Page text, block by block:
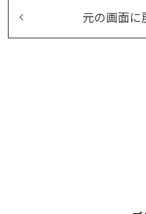
元の画面に